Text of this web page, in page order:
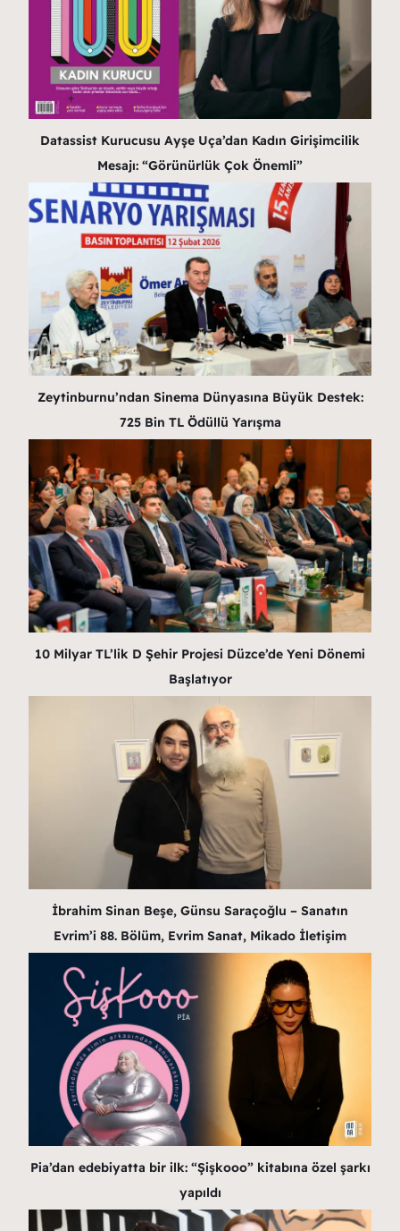
Datassist Kurucusu Ayşe Uça’dan Kadın Girişimcilik
Mesajı: “Görünürlük Çok Önemli”
Zeytinburnu’ndan Sinema Dünyasına Büyük Destek:
725 Bin TL Ödüllü Yarışma
10 Milyar TL’lik D Şehir Projesi Düzce’de Yeni Dönemi
Başlatıyor
İbrahim Sinan Beşe, Günsu Saraçoğlu – Sanatın
Evrim’i 88. Bölüm, Evrim Sanat, Mikado İletişim
Pia’dan edebiyatta bir ilk: “Şişkooo” kitabına özel şarkı
yapıldı